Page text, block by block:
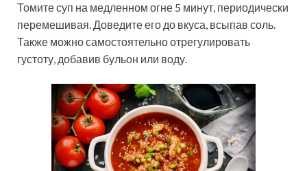
Томите суп на медленном огне 5 минут, периодически
перемешивая. Доведите его до вкуса, всыпав соль.
Также можно самостоятельно отрегулировать
густоту, добавив бульон или воду.